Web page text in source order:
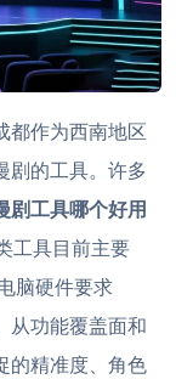
都作为西南地区
剧的工具。许多
剧工具哪个好用
工具目前主要
脑硬件要求
从功能覆盖面和
的精准度、角色